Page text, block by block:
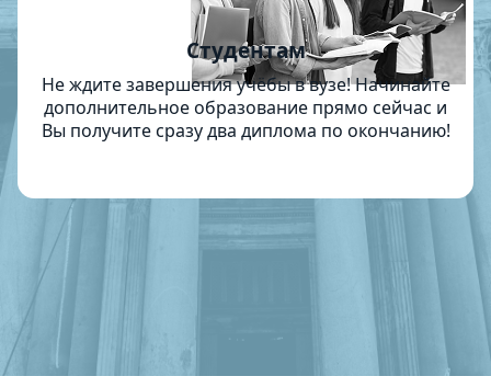
Студентам
Не ждите завершения учёбы в вузе! Начинайте
дополнительное образование прямо сейчас и
Вы получите сразу два диплома по окончанию!